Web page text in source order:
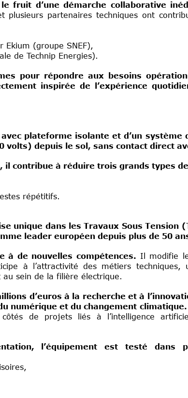
fruit d’une démarche collaborative
plusieurs partenaires techniques ont
Ekium (groupe SNEF),
de Technip Energies).
pour répondre aux besoins
inspirée de l’expérience
plateforme isolante et d’un
depuis le sol, sans contact direct
il contribue à réduire trois grands types
répétitifs.
unique dans les Travaux Sous Tension
leader européen depuis plus de 50
à de nouvelles compétences. Il modifie
à l’attractivité des métiers techniques,
sein de la filière électrique.
d’euros à la recherche et à
numérique et du changement climatique.
de projets liés à l’intelligence
l’équipement est testé dans